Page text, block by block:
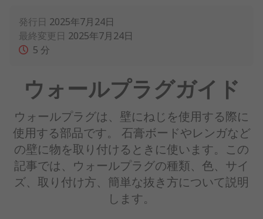
発行日 2025年7月24日
最終変更日 2025年7月24日
5 分
ウォールプラグガイド
ウォールプラグは、壁にねじを使用する際に
使用する部品です。 石膏ボードやレンガなど
の壁に物を取り付けるときに使います。この
記事では、ウォールプラグの種類、色、サイ
ズ、取り付け方、簡単な抜き方について説明
します。